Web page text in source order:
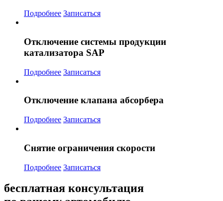
Подробнее Записаться
Отключение системы продукции
катализатора SAP
Подробнее Записаться
Отключение клапана абсорбера
Подробнее Записаться
Снятие ограничения скорости
Подробнее Записаться
бесплатная консультация